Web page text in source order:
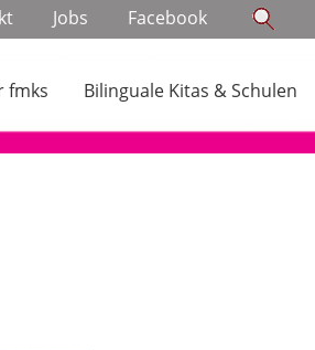
Jobs Facebook
fmks Bilinguale Kitas & Schulen